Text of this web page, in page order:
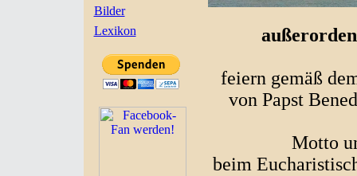
Bilder
Lexikon
feiern gemäß
von Papst
Motto
beim